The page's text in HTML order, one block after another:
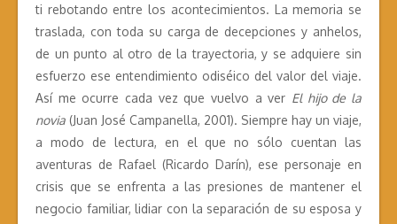
ti rebotando entre los acontecimientos. La memoria se
traslada, con toda su carga de decepciones y anhelos,
de un punto al otro de la trayectoria, y se adquiere sin
esfuerzo ese entendimiento odiséico del valor del viaje.
Así me ocurre cada vez que vuelvo a ver El hijo de la
novia (Juan José Campanella, 2001). Siempre hay un viaje,
a modo de lectura, en el que no sólo cuentan las
aventuras de Rafael (Ricardo Darín), ese personaje en
crisis que se enfrenta a las presiones de mantener el
negocio familiar, lidiar con la separación de su esposa y